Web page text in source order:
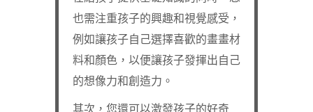
也需注重孩子的興趣和視覺感受，
例如讓孩子自己選擇喜歡的畫畫材
料和顏色，以便讓孩子發揮出自己
的想像力和創造力。
其次，您還可以激發孩子的好奇